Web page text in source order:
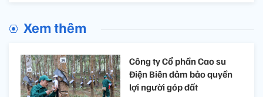
Xem thêm
Công ty Cổ phần Cao su
Điện Biên đảm bảo quyền
lợi người góp đất